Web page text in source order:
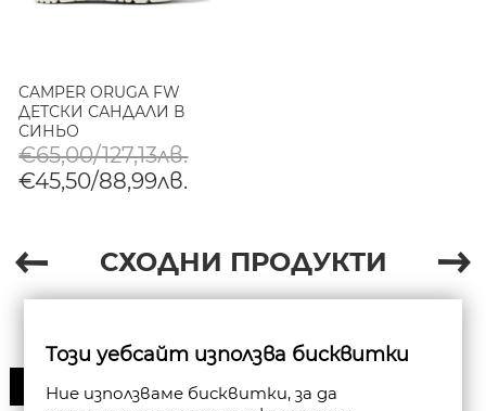
CAMPER ORUGA FW
ДЕТСКИ САНДАЛИ В
СИНЬО
€65,00/127,13лв.
€45,50/88,99лв.
СХОДНИ ПРОДУКТИ
30%
Този уебсайт използва бисквитки
Ние използваме бисквитки, за да